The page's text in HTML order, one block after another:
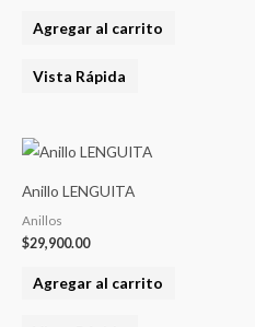
Agregar al carrito
Vista Rápida
Anillo LENGUITA
Anillos
$29,900.00
Agregar al carrito